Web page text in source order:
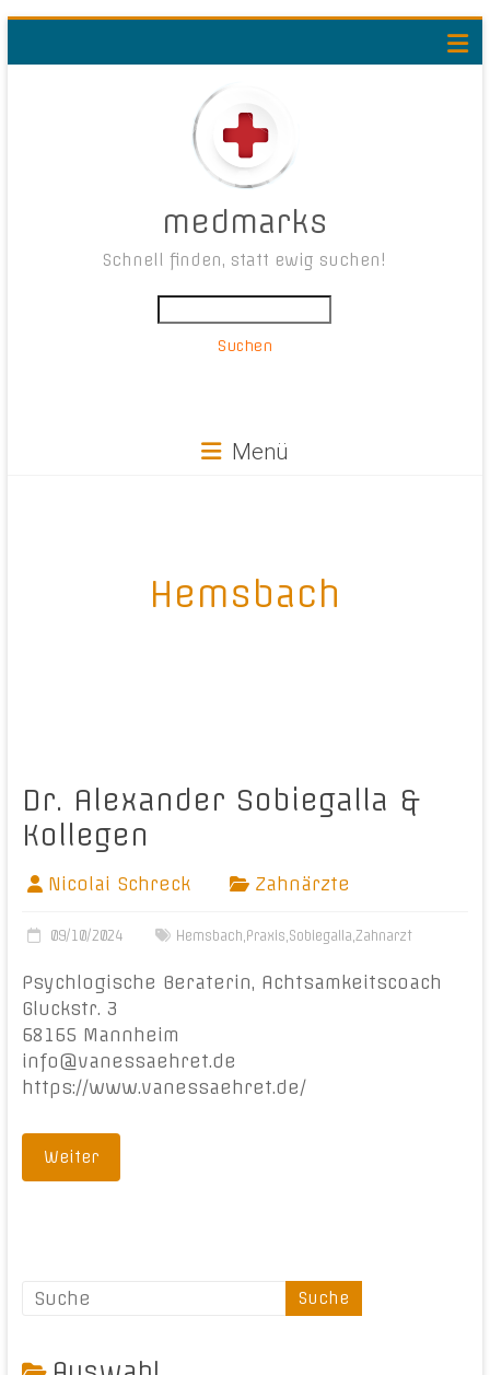
medmarks
Schnell finden, statt ewig suchen!
Suchen
Menü
Hemsbach
Dr. Alexander Sobiegalla &
Kollegen
Nicolai Schreck Zahnärzte
09/10/2024 Hemsbach,Praxis,Sobiegalla,Zahnarzt
Psychlogische Beraterin, Achtsamkeitscoach
Gluckstr. 3
68165 Mannheim
info@vanessaehret.de
https://www.vanessaehret.de/
Weiter